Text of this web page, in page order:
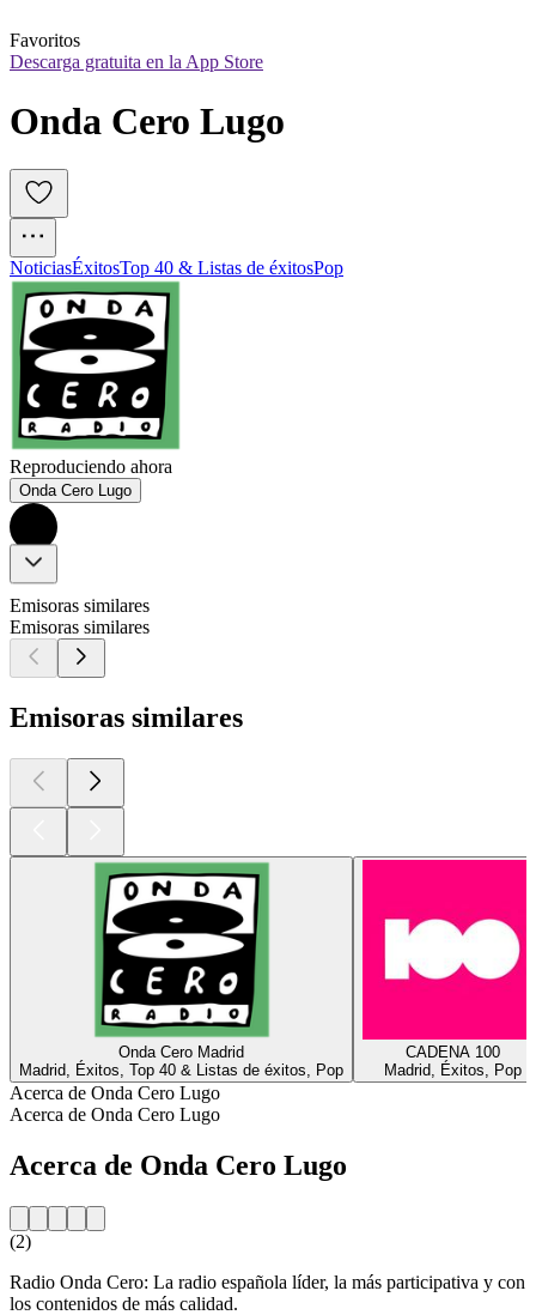
Favoritos
Descarga gratuita en la App Store
Onda Cero Lugo
NoticiasÉxitosTop 40 & Listas de éxitosPop
Reproduciendo ahora
Onda Cero Lugo
Emisoras similares
Emisoras similares
Emisoras similares
Onda Cero Madrid
Madrid, Éxitos, Top 40 & Listas de éxitos, Pop
CADENA 100
Madrid, Éxitos, Pop
Acerca de Onda Cero Lugo
Acerca de Onda Cero Lugo
Acerca de Onda Cero Lugo
(2)
Radio Onda Cero: La radio española líder, la más participativa y con
los contenidos de más calidad.